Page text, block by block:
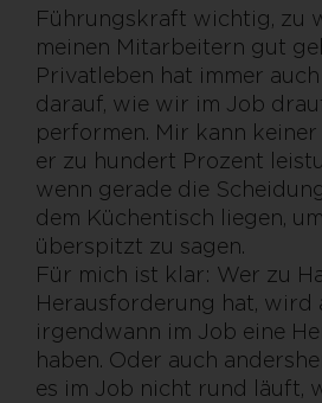
Führungskraft wichtig, zu
meinen Mitarbeitern gut
Privatleben hat immer
darauf, wie wir im Job
performen. Mir kann keiner
er zu hundert Prozent
wenn gerade die
dem Küchentisch liegen,
überspitzt zu sagen.
Für mich ist klar: Wer zu
Herausforderung hat, wird
irgendwann im Job eine
haben. Oder auch
es im Job nicht rund läuft,